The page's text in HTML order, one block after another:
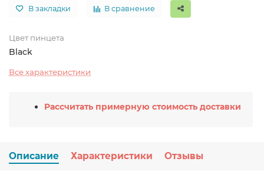
В закладки В сравнение
Цвет пинцета
Black
Все характеристики
Рассчитать примерную стоимость доставки
Описание Характеристики Отзывы